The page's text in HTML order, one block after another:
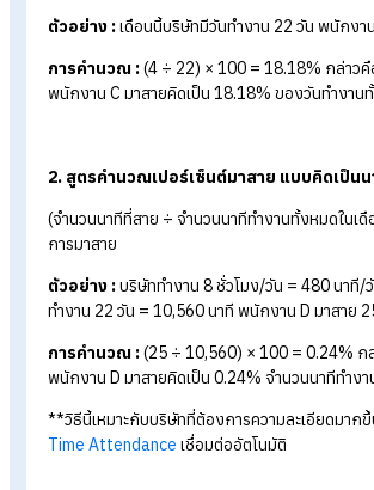
วัน
การคำนวณ:(1 ÷ 22) × 100 = 4.55%
A ขาดงานคิดเป็น 4.55% ของวันทำงานทั้ง
สูตรคำนวณเปอร์เซ็นต์ลางาน
(จำนวนวันลาทั้งหมด ÷ จำนวนวันทำงานทั้
ตัวอย่าง :เดือนนี้บริษัทมีวันทำงาน 22 วัน
กิจรวม 3 วัน
การคำนวณ:(3 ÷ 22) × 100 = 13.64%
พนักงาน B ลางานคิดเป็น 13.64% ของวันท